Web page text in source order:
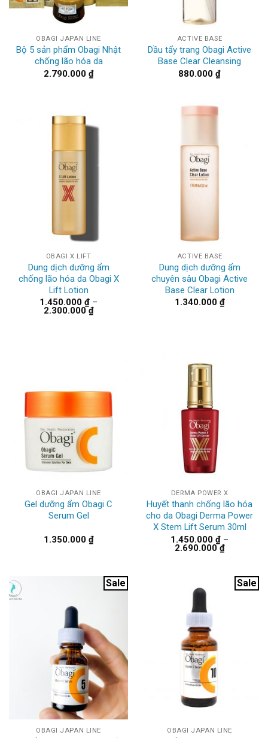
OBAGI JAPAN LINE
Bộ 5 sản phẩm Obagi Nhật
chống lão hóa da
2.790.000 ₫
ACTIVE BASE
Dầu tẩy trang Obagi Active
Base Clear Cleansing
880.000 ₫
OBAGI X LIFT
Dung dịch dưỡng ẩm
chống lão hóa da Obagi X
Lift Lotion
1.450.000 ₫ –
2.300.000₫Khoảng
giá:
ACTIVE BASE
Dung dịch dưỡng ẩm
chuyên sâu Obagi Active
Base Clear Lotion
1.340.000 ₫
OBAGI JAPAN LINE
Gel dưỡng ẩm Obagi C
Serum Gel
1.350.000 ₫
DERMA POWER X
Huyết thanh chống lão hóa
cho da Obagi Derma Power
X Stem Lift Serum 30ml
1.450.000 ₫ –
2.690.000₫Khoảng
giá:
đến
2.690.000
Sale
OBAGI JAPAN LINE
Sale
OBAGI JAPAN LINE